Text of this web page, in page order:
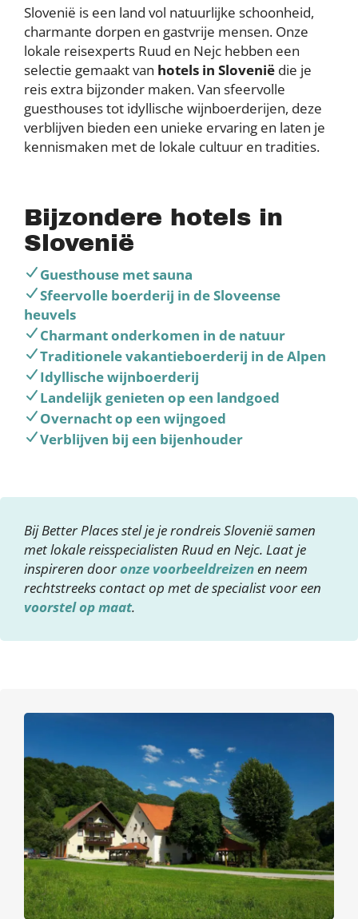
Slovenië is een land vol natuurlijke schoonheid,
charmante dorpen en gastvrije mensen. Onze
lokale reisexperts Ruud en Nejc hebben een
selectie gemaakt van hotels in Slovenië die je
reis extra bijzonder maken. Van sfeervolle
guesthouses tot idyllische wijnboerderijen, deze
verblijven bieden een unieke ervaring en laten je
kennismaken met de lokale cultuur en tradities.
Bijzondere hotels in
Slovenië
Guesthouse met sauna
Sfeervolle boerderij in de Sloveense
heuvels
Charmant onderkomen in de natuur
Traditionele vakantieboerderij in de Alpen
Idyllische wijnboerderij
Landelijk genieten op een landgoed
Overnacht op een wijngoed
Verblijven bij een bijenhouder
Bij Better Places stel je je rondreis Slovenië samen
met lokale reisspecialisten Ruud en Nejc. Laat je
inspireren dooronze voorbeeldreizenen neem
rechtstreeks contact op met de specialist voor een
voorstel op maat.